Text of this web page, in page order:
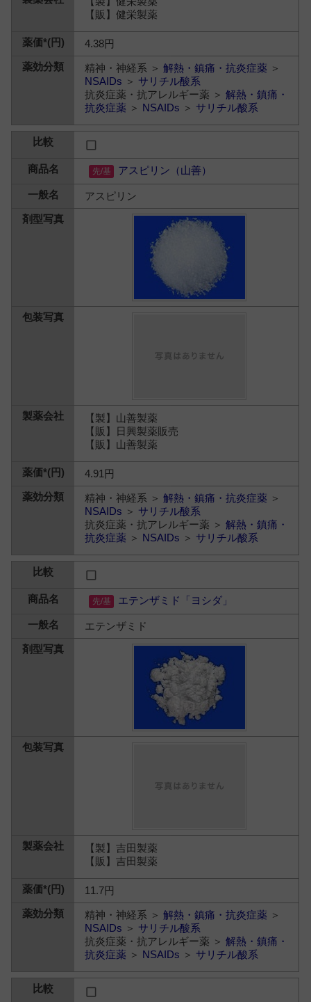
【販】健栄製薬
4.38円
精神・神経系 ＞解熱・鎮痛・抗炎症薬 ＞
NSAIDs ＞ サリチル酸系
抗炎症薬・抗アレルギー薬 ＞解熱・鎮痛・
抗炎症薬 ＞ NSAIDs ＞ サリチル酸系
アスピリン（山善）
アスピリン
【製】山善製薬
【販】日興製薬販売
【販】山善製薬
4.91円
精神・神経系 ＞解熱・鎮痛・抗炎症薬 ＞
NSAIDs ＞ サリチル酸系
抗炎症薬・抗アレルギー薬 ＞解熱・鎮痛・
抗炎症薬 ＞ NSAIDs ＞ サリチル酸系
エテンザミド「ヨシダ」
エテンザミド
【製】吉田製薬
【販】吉田製薬
11.7円
精神・神経系 ＞解熱・鎮痛・抗炎症薬 ＞
NSAIDs ＞ サリチル酸系
抗炎症薬・抗アレルギー薬 ＞解熱・鎮痛・
抗炎症薬 ＞ NSAIDs ＞ サリチル酸系